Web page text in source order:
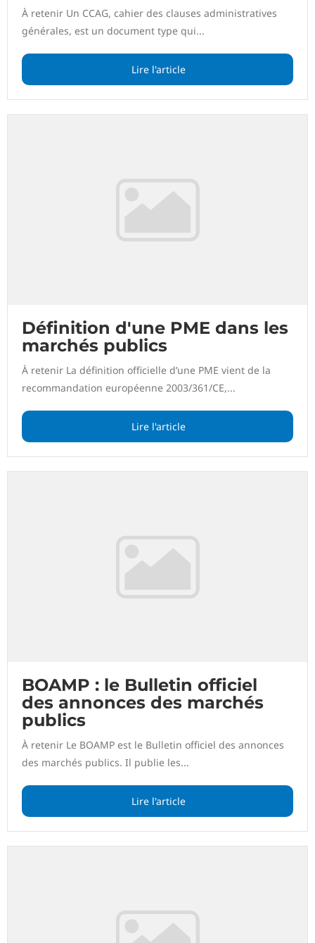
À retenir Un CCAG, cahier des clauses administratives
générales, est un document type qui...
Lire l'article
Définition d'une PME dans les
marchés publics
À retenir La définition officielle d’une PME vient de la
recommandation européenne 2003/361/CE,...
Lire l'article
BOAMP : le Bulletin officiel
des annonces des marchés
publics
À retenir Le BOAMP est le Bulletin officiel des annonces
des marchés publics. Il publie les...
Lire l'article